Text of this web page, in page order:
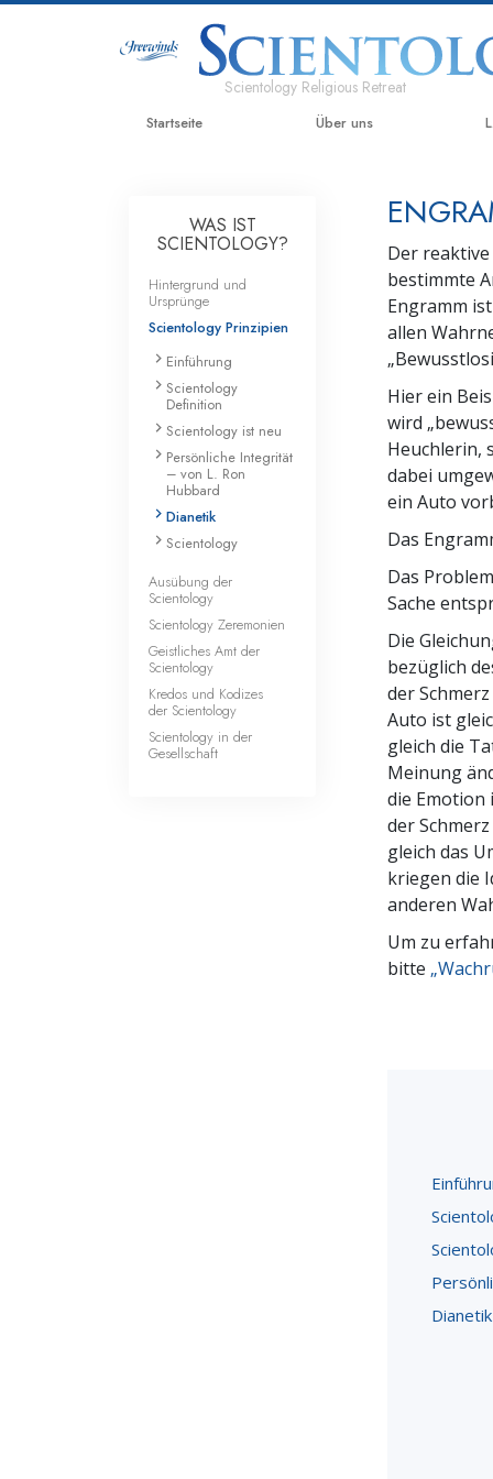
Scientology Religious Retreat
Startseite Über uns
Der
bestimmte
Engramm
allen
Hier ein
wird
Heuchlerin,
dabei
ein Auto
Das
Das
Sache
Die
bezüglich
der
Auto ist
gleich die
Meinung
die Emotion
der
gleich das
kriegen die
anderen
Um zu
bitte
Dianetik
WAS IST
SCIENTOLOGY?
Hintergrund und
Ursprünge
Scientology Prinzipien
Einführung
Scientology
Definition
Scientology ist neu
Persönliche Integrität
– von L. Ron
Hubbard
Dianetik
Scientology
Ausübung der
Scientology
Scientology Zeremonien
Geistliches Amt der
Scientology
Kredos und Kodizes
der Scientology
Scientology in der
Gesellschaft